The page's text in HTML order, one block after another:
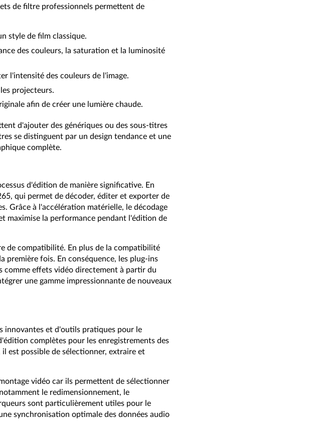
de filtre professionnels permettent de
style de film classique.
des couleurs, la saturation et la luminosité
l'intensité des couleurs de l'image.
projecteurs.
afin de créer une lumière chaude.
d'ajouter des génériques ou des sous-titres
se distinguent par un design tendance et une
complète.
d'édition de manière significative. En
qui permet de décoder, éditer et exporter de
Grâce à l'accélération matérielle, le décodage
maximise la performance pendant l'édition de
de compatibilité. En plus de la compatibilité
première fois. En conséquence, les plug-ins
comme effets vidéo directement à partir du
une gamme impressionnante de nouveaux
innovantes et d'outils pratiques pour le
complètes pour les enregistrements des
est possible de sélectionner, extraire et
vidéo car ils permettent de sélectionner
le redimensionnement, le
sont particulièrement utiles pour le
synchronisation optimale des données audio